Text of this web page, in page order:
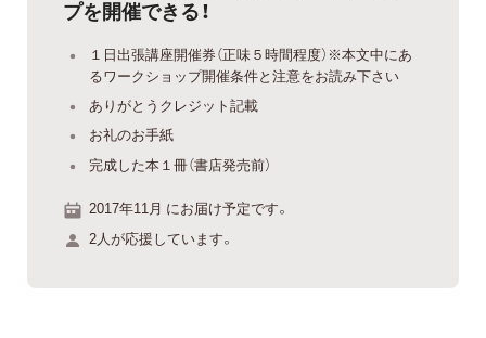
プを開催できる！
１日出張講座開催券（正味５時間程度）※本文中にあ
るワークショップ開催条件と注意をお読み下さい
ありがとうクレジット記載
お礼のお手紙
完成した本１冊（書店発売前）
2017年11月 にお届け予定です。
2人が応援しています。